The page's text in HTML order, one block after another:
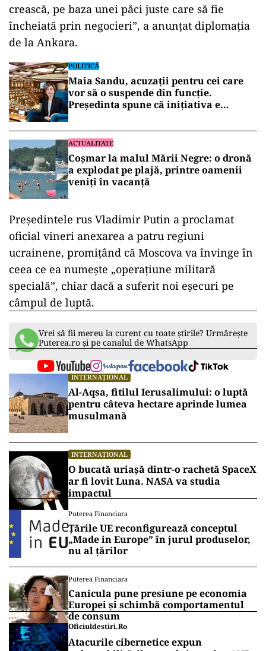
crească, pe baza unei păci juste care să fie
încheiată prin negocieri”, a anunţat diplomaţia
de la Ankara.
POLITICĂ
Maia Sandu, acuzații pentru cei care
vor să o suspende din funcție.
Președinta spune că inițiativa e
ACTUALITATE
Coșmar la malul Mării Negre: o dronă
a explodat pe plajă, printre oamenii
veniți în vacanță
Preşedintele rus Vladimir Putin a proclamat
oficial vineri anexarea a patru regiuni
ucrainene, promiţând că Moscova va învinge în
ceea ce ea numeşte „operaţiune militară
specială”, chiar dacă a suferit noi eşecuri pe
câmpul de luptă.
Vrei să fii mereu la curent cu toate știrile? Urmărește
Puterea.ro și pe canalul de WhatsApp
INTERNAȚIONAL
Al-Aqsa, fitilul Ierusalimului: o luptă
pentru câteva hectare aprinde lumea
musulmană
INTERNAȚIONAL
O bucată uriașă dintr-o rachetă SpaceX
ar fi lovit Luna. NASA va studia
impactul
Puterea Financiara
Țările UE reconfigurează conceptul
„Made in Europe” în jurul produselor,
nu al țărilor
Puterea Financiara
Canicula pune presiune pe economia
Europei și schimbă comportamentul
de consum
Oficiuldestiri.ro
Atacurile cibernetice expun